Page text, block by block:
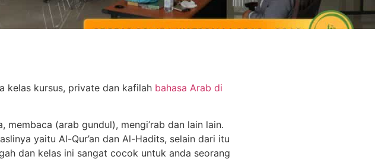
kelas kursus, private dan kafilah bahasa Arab di
(arab gundul), mengi’rab dan lain lain.
yaitu Al-Qur’an dan Al-Hadits, selain dari itu
dan kelas ini sangat cocok untuk anda seorang